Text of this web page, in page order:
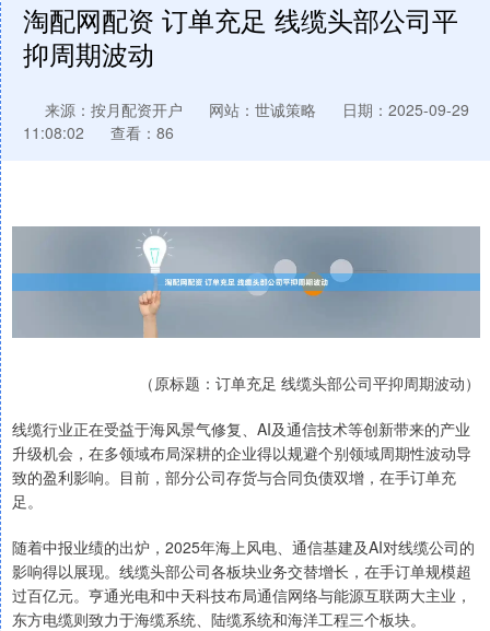
淘配网配资 订单充足 线缆头部公司平
抑周期波动
来源：按月配资开户 网站：世诚策略
日期：2025-09-29
11:08:02
查看：86
（原标题：订单充足 线缆头部公司平抑周期波动）
线缆行业正在受益于海风景气修复、AI及通信技术等创新带来的产业
升级机会，在多领域布局深耕的企业得以规避个别领域周期性波动导
致的盈利影响。目前，部分公司存货与合同负债双增，在手订单充
足。
随着中报业绩的出炉，2025年海上风电、通信基建及AI对线缆公司的
影响得以展现。线缆头部公司各板块业务交替增长，在手订单规模超
过百亿元。亨通光电和中天科技布局通信网络与能源互联两大主业，
东方电缆则致力于海缆系统、陆缆系统和海洋工程三个板块。